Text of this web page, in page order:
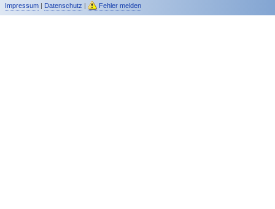
Impressum| Datenschutz | Fehler melden